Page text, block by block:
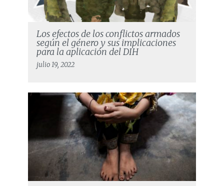
Los efectos de los conflictos armados
según el género y sus implicaciones
para la aplicación del DIH
julio 19, 2022